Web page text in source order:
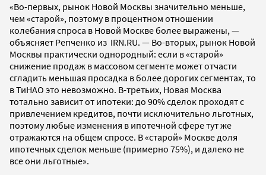
«Во-первых, рынок Новой Москвы значительно меньше,
чем «старой», поэтому в процентном отношении
колебания спроса в Новой Москве более выражены, —
объясняет Репченко из IRN.RU. — Во-вторых, рынок Новой
Москвы практически однородный: если в «старой»
снижение продаж в массовом сегменте может отчасти
сгладить меньшая просадка в более дорогих сегментах, то
в ТиНАО это невозможно. В-третьих, Новая Москва
тотально зависит от ипотеки: до 90% сделок проходят с
привлечением кредитов, почти исключительно льготных,
поэтому любые изменения в ипотечной сфере тут же
отражаются на общем спросе. В «старой» Москве доля
ипотечных сделок меньше (примерно 75%), и далеко не
все они льготные».